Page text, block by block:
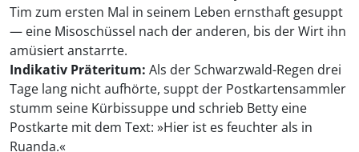
Tim zum ersten Mal in seinem Leben ernsthaft gesuppt
— eine Misoschüssel nach der anderen, bis der Wirt ihn
amüsiert anstarrte.
Indikativ Präteritum: Als der Schwarzwald-Regen drei
Tage lang nicht aufhörte, suppt der Postkartensammler
stumm seine Kürbissuppe und schrieb Betty eine
Postkarte mit dem Text: »Hier ist es feuchter als in
Ruanda.«